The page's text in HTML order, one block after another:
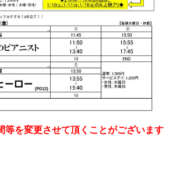
等を変更させて頂くことがございます